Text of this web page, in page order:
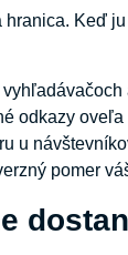
hranica. Keď
odkazy
u
pomer